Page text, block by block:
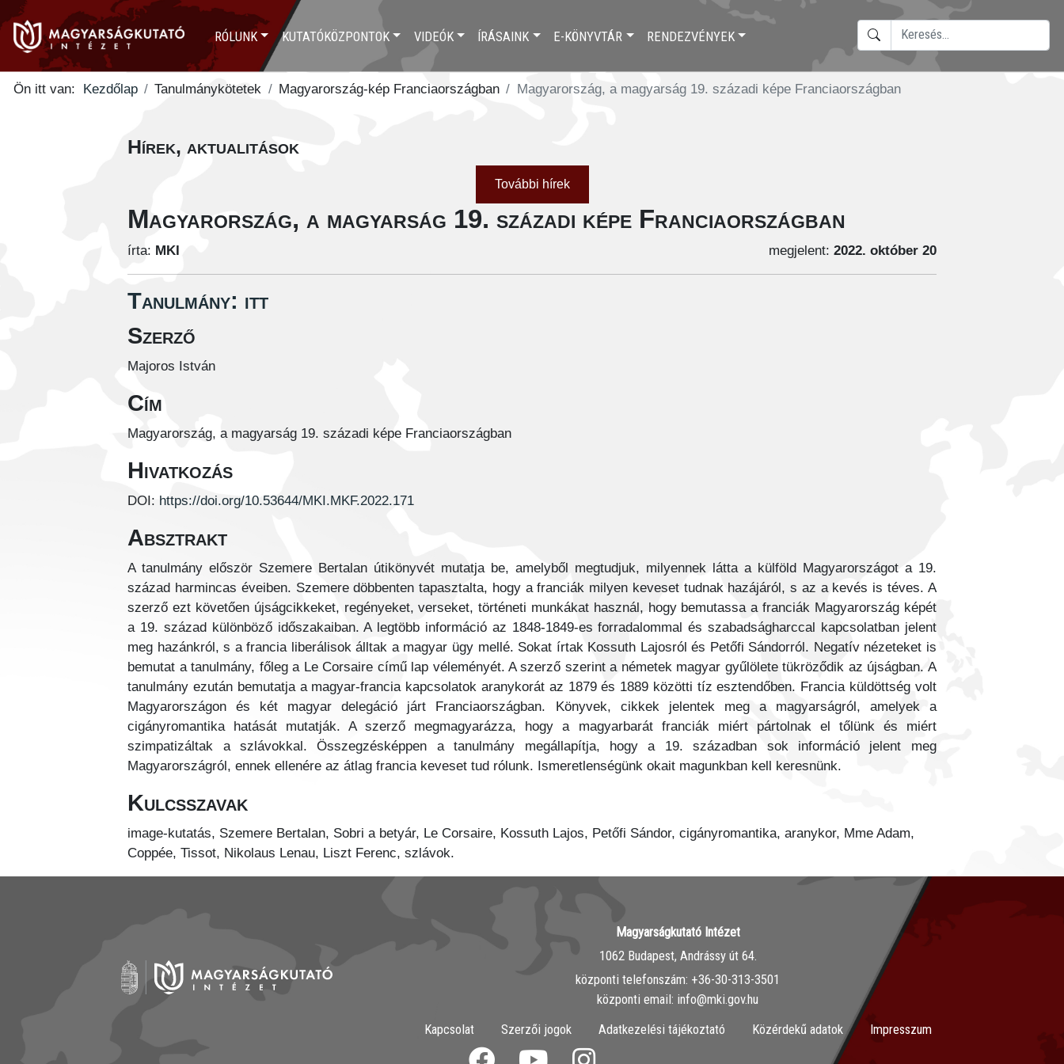
RÓLUNK KUTATÓKÖZPONTOK VIDEÓK ÍRÁSAINK E-KÖNYVTÁR RENDEZVÉNYEK KERESÉS
Ön itt van:
Kezdőlap Tanulmánykötetek Magyarország-kép Franciaországban Magyarország, a magyarság 19. századi képe Franciaországban
Hírek, aktualitások
További hírek
Magyarország, a magyarság 19. századi képe Franciaországban
írta: MKI megjelent: 2022. október 20
Tanulmány: itt
Szerző
Majoros István
Cím
Magyarország, a magyarság 19. századi képe Franciaországban
Hivatkozás
DOI: https://doi.org/10.53644/MKI.MKF.2022.171
Absztrakt
A tanulmány először Szemere Bertalan útikönyvét mutatja be, amelyből megtudjuk, milyennek látta a külföld Magyarországot a 19.
század harmincas éveiben. Szemere döbbenten tapasztalta, hogy a franciák milyen keveset tudnak hazájáról, s az a kevés is téves. A
szerző ezt követően újságcikkeket, regényeket, verseket, történeti munkákat használ, hogy bemutassa a franciák Magyarország képét
a 19. század különböző időszakaiban. A legtöbb információ az 1848-1849-es forradalommal és szabadságharccal kapcsolatban jelent
meg hazánkról, s a francia liberálisok álltak a magyar ügy mellé. Sokat írtak Kossuth Lajosról és Petőfi Sándorról. Negatív nézeteket is
bemutat a tanulmány, főleg a Le Corsaire című lap véleményét. A szerző szerint a németek magyar gyűlölete tükröződik az újságban. A
tanulmány ezután bemutatja a magyar-francia kapcsolatok aranykorát az 1879 és 1889 közötti tíz esztendőben. Francia küldöttség volt
Magyarországon és két magyar delegáció járt Franciaországban. Könyvek, cikkek jelentek meg a magyarságról, amelyek a
cigányromantika hatását mutatják. A szerző megmagyarázza, hogy a magyarbarát franciák miért pártolnak el tőlünk és miért
szimpatizáltak a szlávokkal. Összegzésképpen a tanulmány megállapítja, hogy a 19. században sok információ jelent meg
Magyarországról, ennek ellenére az átlag francia keveset tud rólunk. Ismeretlenségünk okait magunkban kell keresnünk.
Kulcsszavak
image-kutatás, Szemere Bertalan, Sobri a betyár, Le Corsaire, Kossuth Lajos, Petőfi Sándor, cigányromantika, aranykor, Mme Adam,
Coppée, Tissot, Nikolaus Lenau, Liszt Ferenc, szlávok.
Magyarságkutató Intézet
1062 Budapest, Andrássy út 64.
központi telefonszám: ‭+36-30-313-3501
központi email: info@mki.gov.hu
Kapcsolat Szerzői jogok Adatkezelési tájékoztató Közérdekű adatok Impresszum